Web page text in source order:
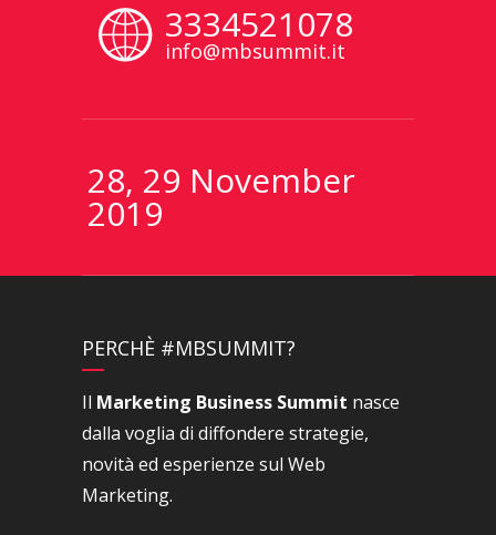
3334521078
info@mbsummit.it
28, 29 November
2019
PERCHÈ #MBSUMMIT?
Il Marketing Business Summit nasce
dalla voglia di diffondere strategie,
novità ed esperienze sul Web
Marketing.